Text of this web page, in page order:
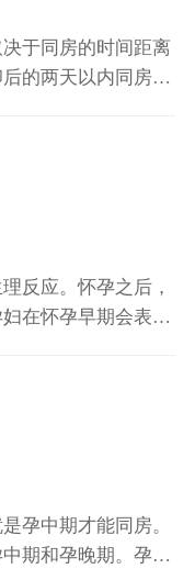
于同房的时间距离
的两天以内同房，
的4天以后再同
孕的话，在排完卵
反应。怀孕之后，
在怀孕早期会表现
胃口不好，酸性食
孕妇食欲增加，这
因之一。孕早期注
孕中期才能同房。
期和孕晚期。孕十